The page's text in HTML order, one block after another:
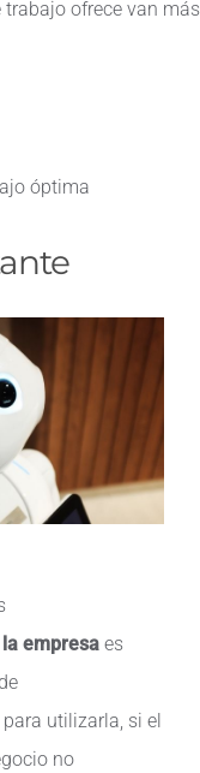
trabajo ofrece van
óptima
empresa es
para utilizarla, si el
no